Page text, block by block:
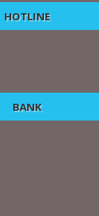
HOTLINE
BANK